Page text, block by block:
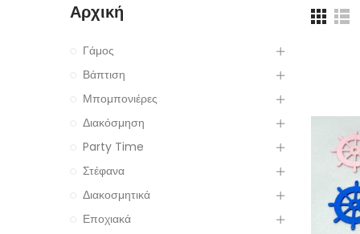
Αρχική
Γάμος
Βάπτιση
Μπομπονιέρες
Διακόσμηση
Party Time
Στέφανα
Διακοσμητικά
Εποχιακά